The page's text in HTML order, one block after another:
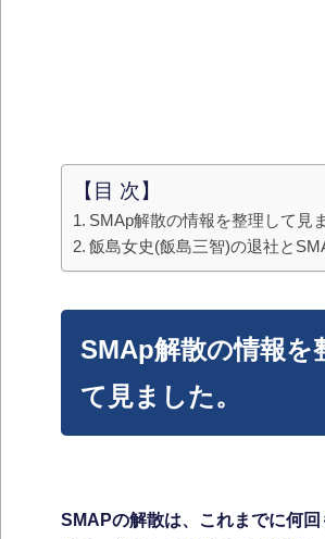
【目 次】
SMAp解散の情報を整理して見
飯島女史(飯島三智)の退社と
SMAp解散の情報を
て見ました。
SMAPの解散は、これまでに何回